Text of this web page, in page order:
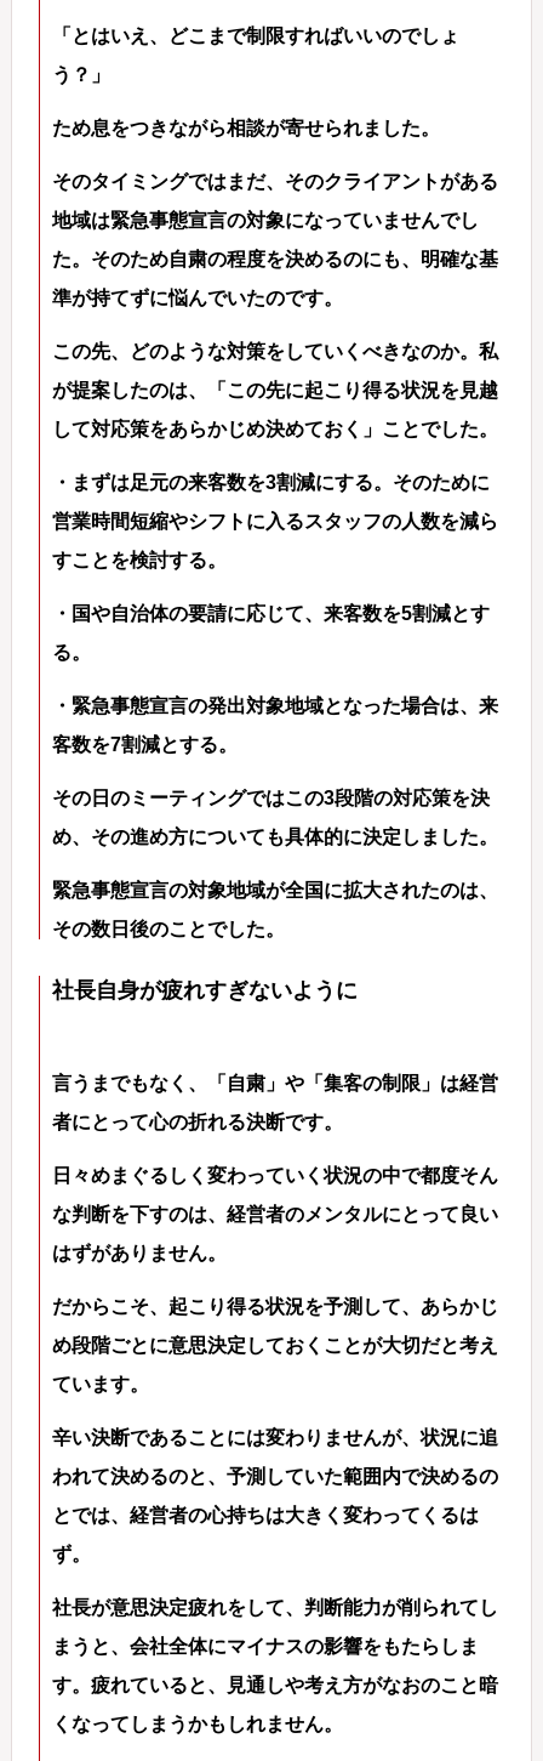
「とはいえ、どこまで制限すればいいのでしょ
う？」
ため息をつきながら相談が寄せられました。
そのタイミングではまだ、そのクライアントがある
地域は緊急事態宣言の対象になっていませんでし
た。そのため自粛の程度を決めるのにも、明確な基
準が持てずに悩んでいたのです。
この先、どのような対策をしていくべきなのか。私
が提案したのは、「この先に起こり得る状況を見越
して対応策をあらかじめ決めておく」ことでした。
・まずは足元の来客数を3割減にする。そのために
営業時間短縮やシフトに入るスタッフの人数を減ら
すことを検討する。
・国や自治体の要請に応じて、来客数を5割減とす
る。
・緊急事態宣言の発出対象地域となった場合は、来
客数を7割減とする。
その日のミーティングではこの3段階の対応策を決
め、その進め方についても具体的に決定しました。
緊急事態宣言の対象地域が全国に拡大されたのは、
その数日後のことでした。
社長自身が疲れすぎないように
言うまでもなく、「自粛」や「集客の制限」は経営
者にとって心の折れる決断です。
日々めまぐるしく変わっていく状況の中で都度そん
な判断を下すのは、経営者のメンタルにとって良い
はずがありません。
だからこそ、起こり得る状況を予測して、あらかじ
め段階ごとに意思決定しておくことが大切だと考え
ています。
辛い決断であることには変わりませんが、状況に追
われて決めるのと、予測していた範囲内で決めるの
とでは、経営者の心持ちは大きく変わってくるは
ず。
社長が意思決定疲れをして、判断能力が削られてし
まうと、会社全体にマイナスの影響をもたらしま
す。疲れていると、見通しや考え方がなおのこと暗
くなってしまうかもしれません。